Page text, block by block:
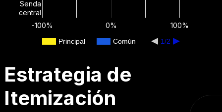
Principal Común 1/2
-100% 0% 100%
Senda
central
Estrategia de
Itemización